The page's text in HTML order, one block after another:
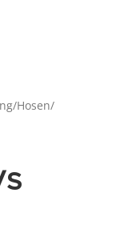
/Hosen/